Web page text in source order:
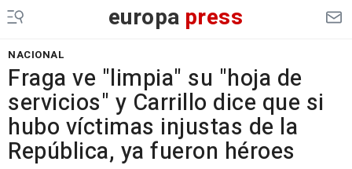
europa press
NACIONAL
Fraga ve "limpia" su "hoja de
servicios" y Carrillo dice que si
hubo víctimas injustas de la
República, ya fueron héroes